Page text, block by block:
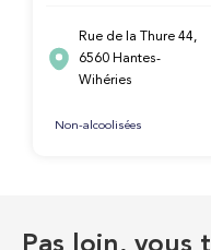
Rue de la Thure 44,
6560 Hantes-
Wihéries
Non-alcoolisées